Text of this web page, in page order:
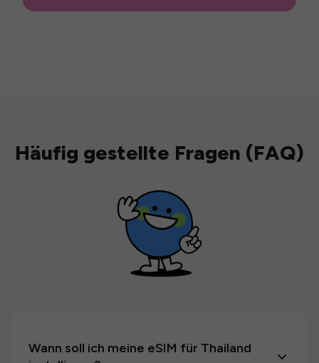
Häufig gestellte Fragen (FAQ)
Wann soll ich meine eSIM für Thailand